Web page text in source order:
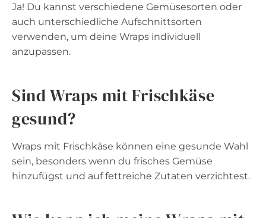
Ja! Du kannst verschiedene Gemüsesorten oder
auch unterschiedliche Aufschnittsorten
verwenden, um deine Wraps individuell
anzupassen.
Sind Wraps mit Frischkäse
gesund?
Wraps mit Frischkäse können eine gesunde Wahl
sein, besonders wenn du frisches Gemüse
hinzufügst und auf fettreiche Zutaten verzichtest.